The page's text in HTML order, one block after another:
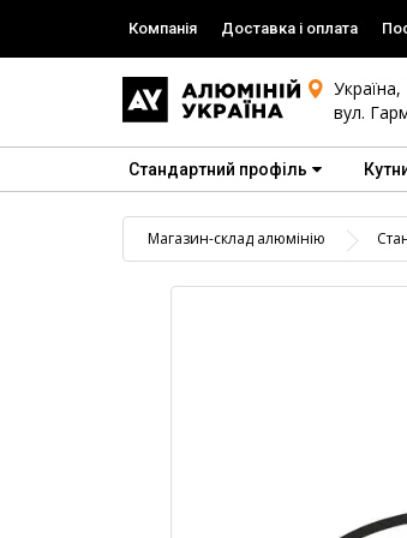
Компанія Доставка і оплата
Україна,
вул.
Стандартний профіль
Магазин-склад алюмінію